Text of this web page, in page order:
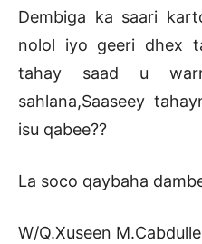
Dembiga ka saari
nolol iyo geeri dhex
tahay saad u
sahlana,Saaseey
isu qabee??
La soco qaybaha
W/Q.Xuseen